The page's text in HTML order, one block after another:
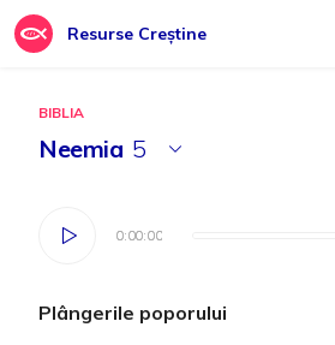
Resurse Creștine
BIBLIA
Neemia 5
0:00:00
0:00:00
Plângerile poporului